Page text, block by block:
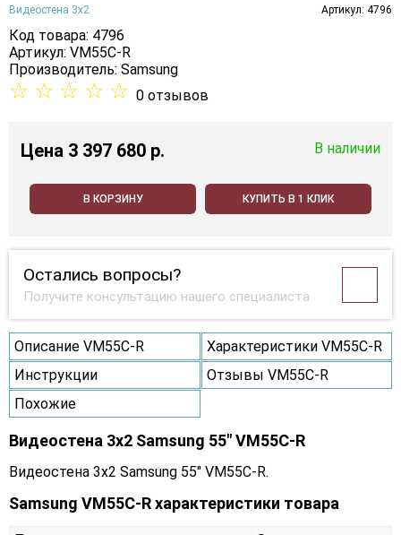
Видеостена 3х2 Артикул: 4796
Код товара: 4796
Артикул: VM55C-R
Производитель: Samsung
☆ ☆ ☆ ☆ ☆ 0 отзывов
Цена 3 397 680 p. В наличии
В КОРЗИНУ КУПИТЬ В 1 КЛИК
Остались вопросы?
Получите консультацию нашего специалиста
Описание VM55C-R
Характеристики VM55C-R
Инструкции
Отзывы VM55C-R
Похожие
Видеостена 3x2 Samsung 55" VM55C-R
Видеостена 3x2 Samsung 55" VM55C-R.
Samsung VM55C-R характеристики товара